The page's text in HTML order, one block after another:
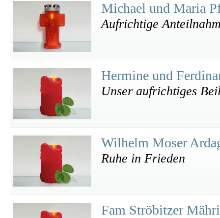
Michael und Maria
Aufrichtige
Hermine und
Unser aufrichtiges
Wilhelm Moser
Ruhe in Frieden
Fam Ströbitzer